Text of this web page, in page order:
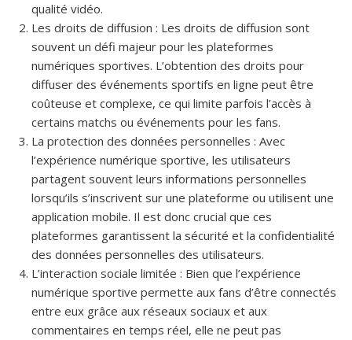
qualité vidéo.
Les droits de diffusion : Les droits de diffusion sont
souvent un défi majeur pour les plateformes
numériques sportives. L’obtention des droits pour
diffuser des événements sportifs en ligne peut être
coûteuse et complexe, ce qui limite parfois l’accès à
certains matchs ou événements pour les fans.
La protection des données personnelles : Avec
l’expérience numérique sportive, les utilisateurs
partagent souvent leurs informations personnelles
lorsqu’ils s’inscrivent sur une plateforme ou utilisent une
application mobile. Il est donc crucial que ces
plateformes garantissent la sécurité et la confidentialité
des données personnelles des utilisateurs.
L’interaction sociale limitée : Bien que l’expérience
numérique sportive permette aux fans d’être connectés
entre eux grâce aux réseaux sociaux et aux
commentaires en temps réel, elle ne peut pas